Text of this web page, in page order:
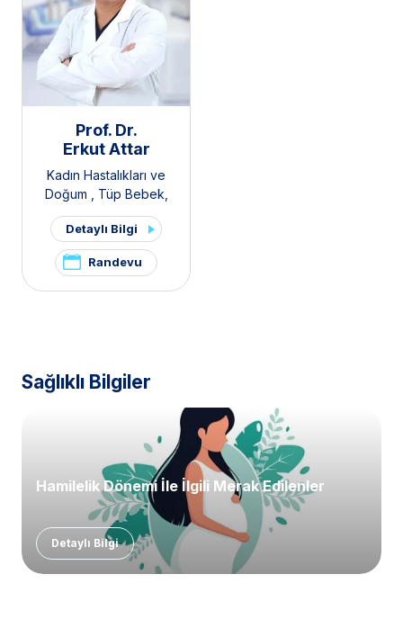
Prof. Dr.
Erkut Attar
Kadın Hastalıkları ve
Doğum , Tüp Bebek,
Polikistik Over Sendromu /
PKOS ve Hirsutizm Kliniği
Pelvik Ağrı ve
Endometriozis Kliniği
Detaylı Bilgi
Randevu
Sağlıklı Bilgiler
Hamilelik Dönemi İle İlgili Merak Edilenler
Detaylı Bilgi